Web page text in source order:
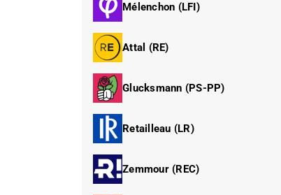
Mélenchon (LFI)
Attal (RE)
Glucksmann (PS-PP)
Retailleau (LR)
Zemmour (REC)